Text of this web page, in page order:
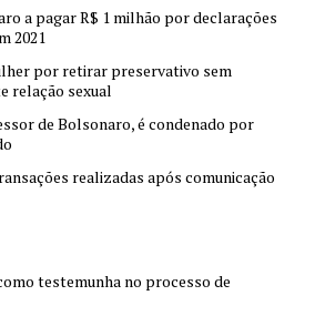
a pagar R$ 1 milhão por declarações
2021
por retirar preservativo sem
relação sexual
de Bolsonaro, é condenado por
realizadas após comunicação
testemunha no processo de